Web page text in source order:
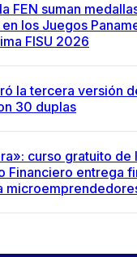
FEN suman
los Juegos
FISU 2026
la tercera versión
30 duplas
curso gratuito de
Financiero entrega